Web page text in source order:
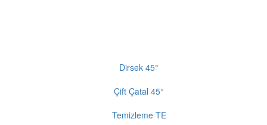
Dirsek 45°
Çift Çatal 45°
Temizleme TE